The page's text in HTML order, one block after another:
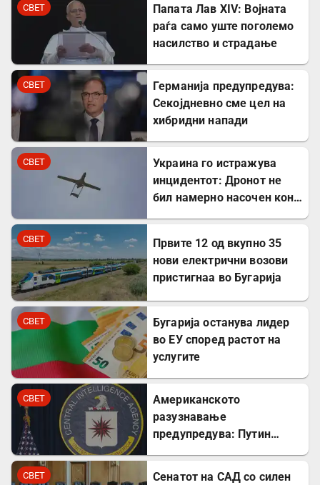
СВЕТ
Папата Лав XIV: Војната
раѓа само уште поголемо
насилство и страдање
СВЕТ
Германија предупредува:
Секојдневно сме цел на
хибридни напади
СВЕТ
Украина го истражува
инцидентот: Дронот не
бил намерно насочен кон
СВЕТ
Првите 12 од вкупно 35
нови електрични возови
пристигнаа во Бугарија
СВЕТ
Бугарија останува лидер
во ЕУ според растот на
услугите
СВЕТ
Американското
разузнавање
предупредува: Путин
СВЕТ
Сенатот на САД со силен